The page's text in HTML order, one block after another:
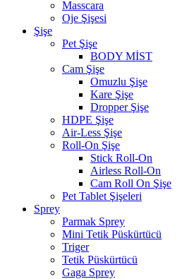
Masscara
Oje Şişesi
Şişe
Pet Şişe
BODY MİST
Cam Şişe
Omuzlu Şişe
Kare Şişe
Dropper Şişe
HDPE Şişe
Air-Less Şişe
Roll-On Şişe
Stick Roll-On
Airless Roll-On
Cam Roll On Şişe
Pet Tablet Şişeleri
Sprey
Parmak Sprey
Mini Tetik Püskürtücü
Triger
Tetik Püskürtücü
Gaga Sprey